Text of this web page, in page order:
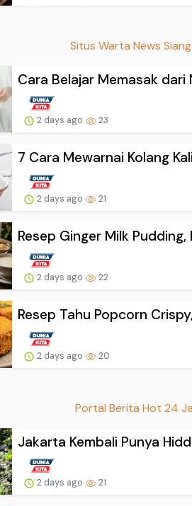
Situs Warta News
Cara Belajar Memasak dari
2 days ago 23
7 Cara Mewarnai Kolang
2 days ago 21
Resep Ginger Milk
2 days ago 22
Resep Tahu Popcorn
2 days ago 20
Portal Berita Hot 24
Jakarta Kembali Punya
2 days ago 21